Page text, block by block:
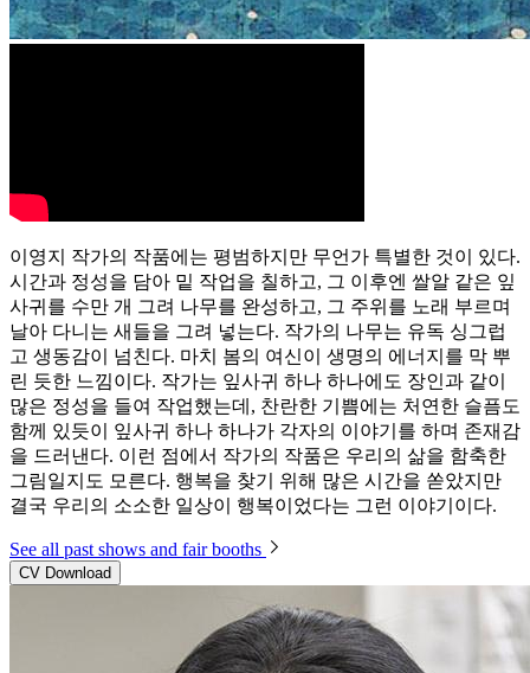
이영지 작가의 작품에는 평범하지만 무언가 특별한 것이 있다.
시간과 정성을 담아 밑 작업을 칠하고, 그 이후엔 쌀알 같은 잎
사귀를 수만 개 그려 나무를 완성하고, 그 주위를 노래 부르며
날아 다니는 새들을 그려 넣는다. 작가의 나무는 유독 싱그럽
고 생동감이 넘친다. 마치 봄의 여신이 생명의 에너지를 막 뿌
린 듯한 느낌이다. 작가는 잎사귀 하나 하나에도 장인과 같이
많은 정성을 들여 작업했는데, 찬란한 기쁨에는 처연한 슬픔도
함께 있듯이 잎사귀 하나 하나가 각자의 이야기를 하며 존재감
을 드러낸다. 이런 점에서 작가의 작품은 우리의 삶을 함축한
그림일지도 모른다. 행복을 찾기 위해 많은 시간을 쏟았지만
결국 우리의 소소한 일상이 행복이었다는 그런 이야기이다.
See all past shows and fair booths
CV Download